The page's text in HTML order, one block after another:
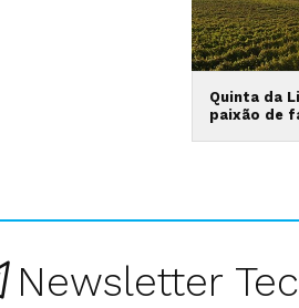
Quinta da
paixão de
Newsletter